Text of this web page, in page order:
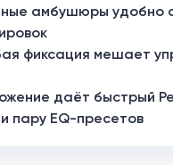
амбушюры удобно
фиксация мешает
даёт быстрый
пару EQ-пресетов